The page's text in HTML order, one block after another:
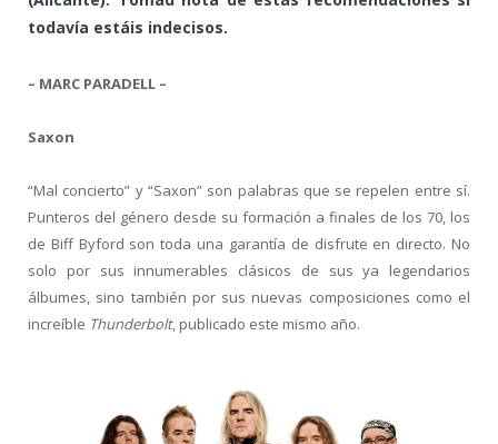
todavía estáis indecisos.
– MARC PARADELL –
Saxon
“Mal concierto” y “Saxon” son palabras que se repelen entre sí.
Punteros del género desde su formación a finales de los 70, los
de Biff Byford son toda una garantía de disfrute en directo. No
solo por sus innumerables clásicos de sus ya legendarios
álbumes, sino también por sus nuevas composiciones como el
increíble Thunderbolt, publicado este mismo año.